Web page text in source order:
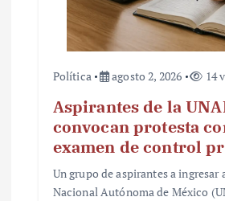
Política agosto 2, 2026 14
Aspirantes de la
convocan protesta
examen de control
Un grupo de aspirantes a ingresar
Nacional Autónoma de México